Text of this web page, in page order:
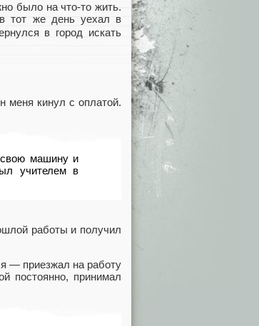
было на что-то жить.
тот же день уехал в
в город искать
меня кинул с оплатой.
свою машину и
учителем в
работы и получил
— приезжал на работу
постоянно, принимал